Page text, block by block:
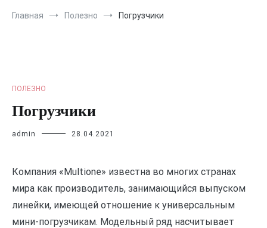
Главная Полезно Погрузчики
ПОЛЕЗНО
Погрузчики
admin 28.04.2021
Компания «Multione» известна во многих странах
мира как производитель, занимающийся выпуском
линейки, имеющей отношение к универсальным
мини-погрузчикам. Модельный ряд насчитывает